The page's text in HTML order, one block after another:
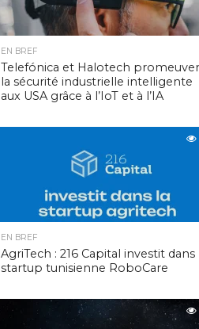
EN BREF
Telefónica et Halotech
la sécurité industrielle intelligente
aux USA grâce à l’IoT et à l’IA
EN BREF
AgriTech : 216 Capital investit dans
startup tunisienne RoboCare